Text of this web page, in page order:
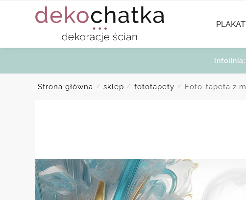
Strona główna / sklep / fototapety / Foto-tapeta z